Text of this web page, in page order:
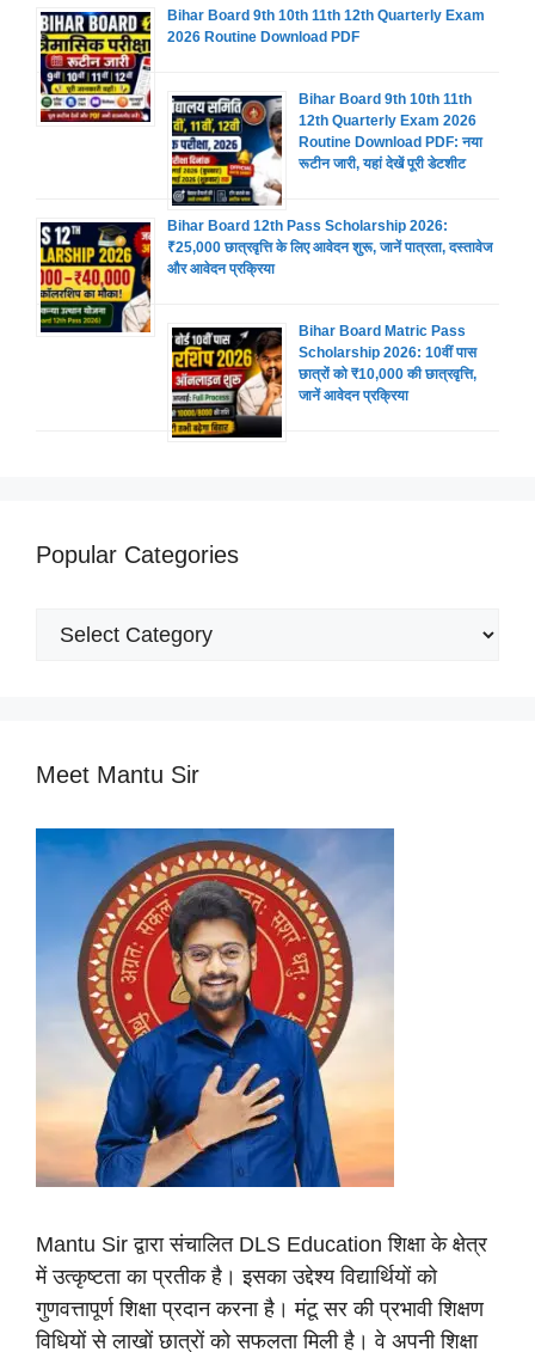
Bihar Board 9th 10th 11th 12th Quarterly Exam
2026 Routine Download PDF
Bihar Board 9th 10th 11th
12th Quarterly Exam 2026
Routine Download PDF: नया
रूटीन जारी, यहां देखें पूरी डेटशीट
Bihar Board 12th Pass Scholarship 2026:
₹25,000 छात्रवृत्ति के लिए आवेदन शुरू, जानें पात्रता, दस्तावेज
और आवेदन प्रक्रिया
Bihar Board Matric Pass
Scholarship 2026: 10वीं पास
छात्रों को ₹10,000 की छात्रवृत्ति,
जानें आवेदन प्रक्रिया
Popular Categories
Popular
Meet Mantu Sir
Mantu Sir द्वारा संचालित DLS Education शिक्षा के क्षेत्र
में उत्कृष्टता का प्रतीक है। इसका उद्देश्य विद्यार्थियों को
गुणवत्तापूर्ण शिक्षा प्रदान करना है। मंटू सर की प्रभावी शिक्षण
विधियों से लाखों छात्रों को सफलता मिली है। वे अपनी शिक्षा